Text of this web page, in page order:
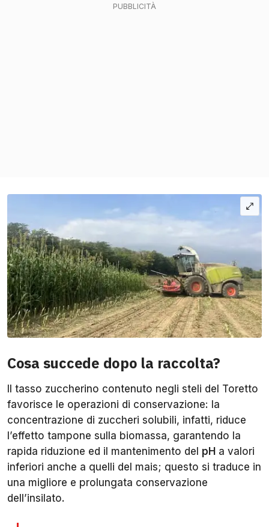
Cosa succede dopo la raccolta?
Il tasso zuccherino contenuto negli steli del Toretto
favorisce le operazioni di conservazione: la
concentrazione di zuccheri solubili, infatti, riduce
l’effetto tampone sulla biomassa, garantendo la
rapida riduzione ed il mantenimento del pH a valori
inferiori anche a quelli del mais; questo si traduce in
una migliore e prolungata conservazione
dell’insilato.